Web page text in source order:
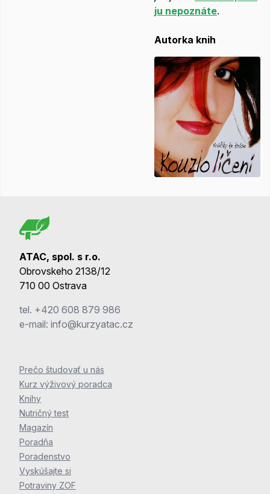
ju nepoznáte.
Autorka knih
ATAC, spol. s r.o.
Obrovskeho 2138/12
710 00 Ostrava
tel. +420 608 879 986
e-mail: info@kurzyatac.cz
Prečo študovať u nás
Kurz výživový poradca
Knihy
Nutričný test
Magazín
Poradňa
Poradenstvo
Vyskúšajte si
Potraviny ZOF